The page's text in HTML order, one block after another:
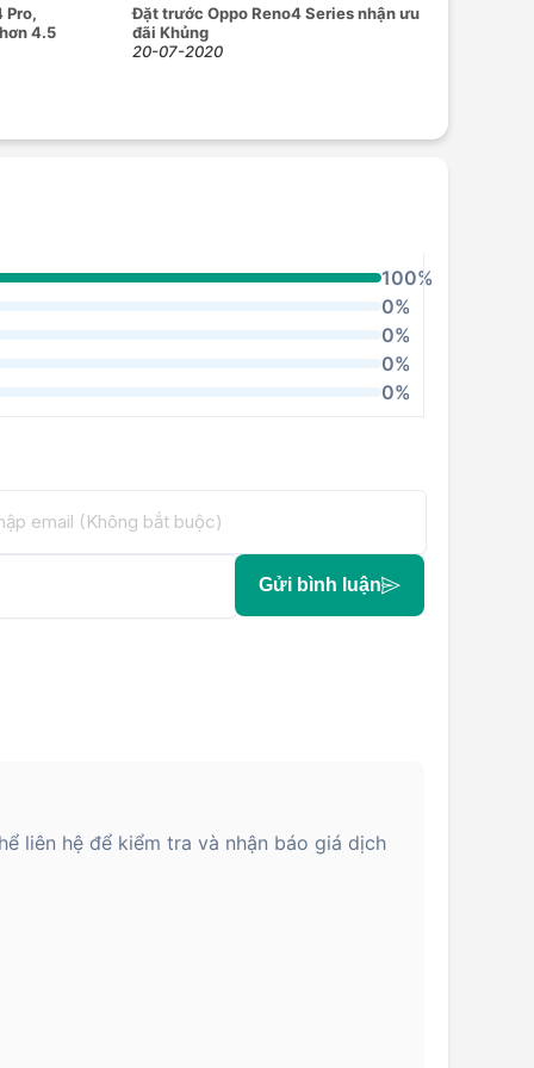
Pro,
4.5
Đặt trước Oppo Reno4 Series nhận ưu
đãi Khủng
20-07-2020
100%
0%
0%
0%
0%
Gửi bình luận
liên hệ để kiểm tra và nhận báo giá dịch